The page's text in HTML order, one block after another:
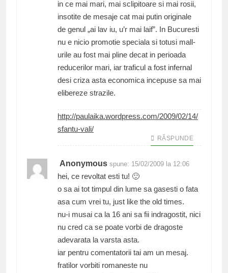
in ce mai mari, mai sclipitoare si mai rosii,
insotite de mesaje cat mai putin originale
de genul „ai lav iu, u’r mai laif”. In Bucuresti
nu e nicio promotie speciala si totusi mall-
urile au fost mai pline decat in perioada
reducerilor mari, iar traficul a fost infernal
desi criza asta economica incepuse sa mai
elibereze strazile.
http://paulaika.wordpress.com/2009/02/14/
sfantu-vali/
RĂSPUNDE
Anonymous spune: 15/02/2009 la 12:06
hei, ce revoltat esti tu! 🙂
o sa ai tot timpul din lume sa gasesti o fata
asa cum vrei tu, just like the old times.
nu-i musai ca la 16 ani sa fii indragostit, nici
nu cred ca se poate vorbi de dragoste
adevarata la varsta asta.
iar pentru comentatorii tai am un mesaj.
fratilor vorbiti romaneste nu